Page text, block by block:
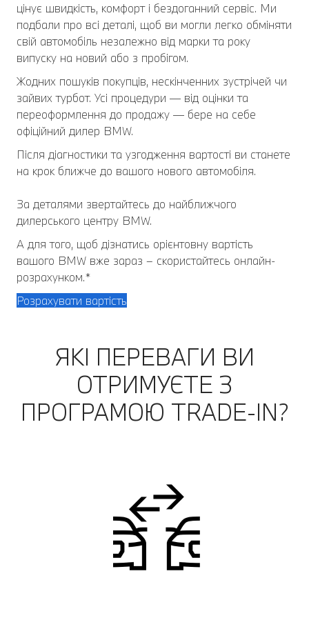
цінує швидкість, комфорт і бездоганний сервіс. Ми
подбали про всі деталі, щоб ви могли легко обміняти
свій автомобіль незалежно від марки та року
випуску на новий або з пробігом.
Жодних пошуків покупців, нескінченних зустрічей чи
зайвих турбот. Усі процедури — від оцінки та
переоформлення до продажу — бере на себе
офіційний дилер BMW.
Після діагностики та узгодження вартості ви станете
на крок ближче до вашого нового автомобіля.
За деталями звертайтесь до найближчого
дилерського центру BMW.
А для того, щоб дізнатись орієнтовну вартість
вашого BMW вже зараз – скористайтесь онлайн-
розрахунком.*
Розрахувати вартість
ЯКІ ПЕРЕВАГИ ВИ
ОТРИМУЄТЕ З
ПРОГРАМОЮ TRADE-IN?